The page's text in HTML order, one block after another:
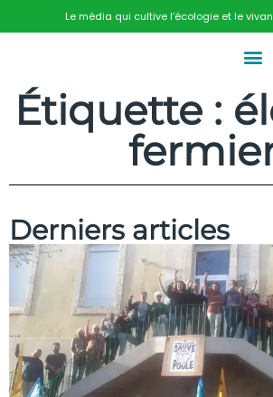
Le média qui cultive l’écologie et le
Étiquette :
Derniers articles